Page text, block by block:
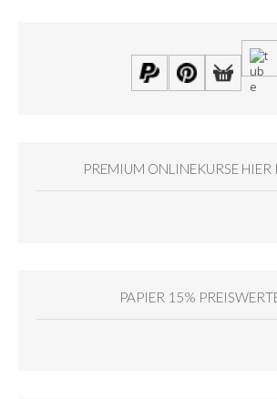
PREMIUM ONLINEKURSE HIER
PAPIER 15%